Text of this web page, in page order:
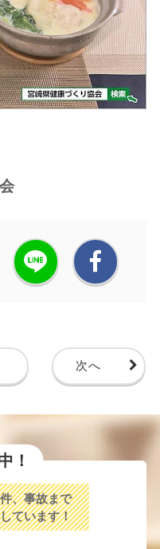
次へ
！
、事故まで
ています！